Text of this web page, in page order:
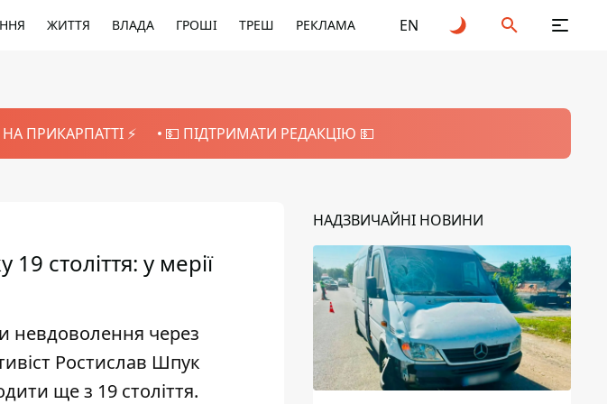
ЖИТТЯ ВЛАДА ГРОШІ ТРЕШ РЕКЛАМА EN
ПРИКАРПАТТІ ⚡️ 💵 ПІДТРИМАТИ РЕДАКЦІЮ 💵
століття: у мерії
невдоволення через
Ростислав Шпук
ще з 19 століття.
НАДЗВИЧАЙНІ НОВИНИ